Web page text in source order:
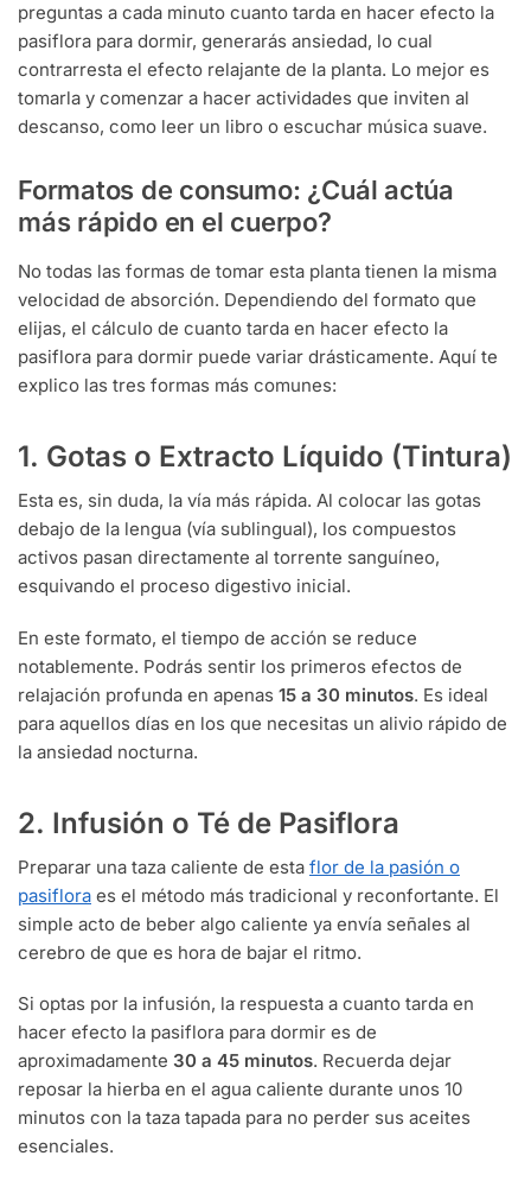
preguntas a cada minuto cuanto tarda en hacer efecto la
pasiflora para dormir, generarás ansiedad, lo cual
contrarresta el efecto relajante de la planta. Lo mejor es
tomarla y comenzar a hacer actividades que inviten al
descanso, como leer un libro o escuchar música suave.
Formatos de consumo: ¿Cuál actúa
más rápido en el cuerpo?
No todas las formas de tomar esta planta tienen la misma
velocidad de absorción. Dependiendo del formato que
elijas, el cálculo de cuanto tarda en hacer efecto la
pasiflora para dormir puede variar drásticamente. Aquí te
explico las tres formas más comunes:
1. Gotas o Extracto Líquido (Tintura)
Esta es, sin duda, la vía más rápida. Al colocar las gotas
debajo de la lengua (vía sublingual), los compuestos
activos pasan directamente al torrente sanguíneo,
esquivando el proceso digestivo inicial.
En este formato, el tiempo de acción se reduce
notablemente. Podrás sentir los primeros efectos de
relajación profunda en apenas 15 a 30 minutos. Es ideal
para aquellos días en los que necesitas un alivio rápido de
la ansiedad nocturna.
2. Infusión o Té de Pasiflora
Preparar una taza caliente de esta flor de la pasión o
pasiflora es el método más tradicional y reconfortante. El
simple acto de beber algo caliente ya envía señales al
cerebro de que es hora de bajar el ritmo.
Si optas por la infusión, la respuesta a cuanto tarda en
hacer efecto la pasiflora para dormir es de
aproximadamente 30 a 45 minutos. Recuerda dejar
reposar la hierba en el agua caliente durante unos 10
minutos con la taza tapada para no perder sus aceites
esenciales.